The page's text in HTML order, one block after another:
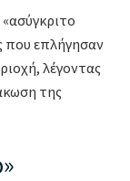
που επλήγησαν
λέγοντας
της